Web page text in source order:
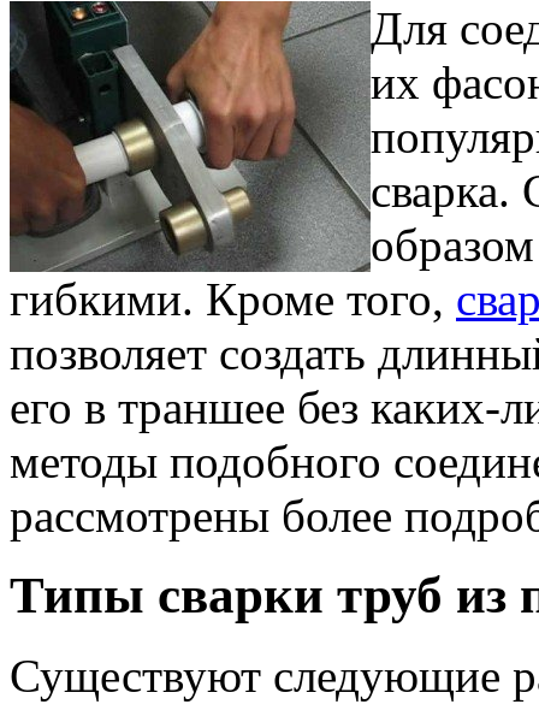
Для
их
гибкими. Кроме того,
позволяет создать
его в траншее без каких-
методы подобного
рассмотрены более
Типы сварки труб из
Существуют следующие